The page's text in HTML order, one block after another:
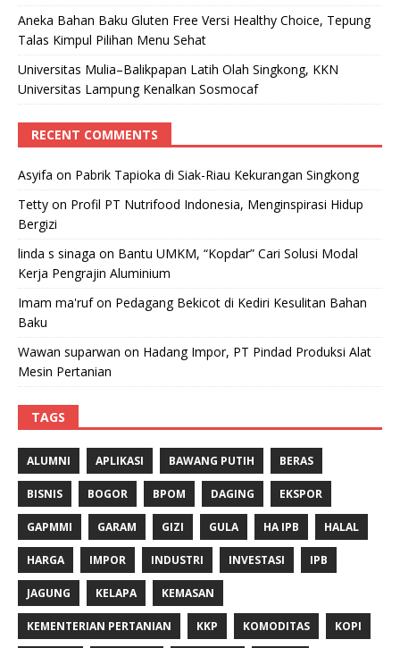
Aneka Bahan Baku Gluten Free Versi Healthy Choice, Tepung
Talas Kimpul Pilihan Menu Sehat
Universitas Mulia–Balikpapan Latih Olah Singkong, KKN
Universitas Lampung Kenalkan Sosmocaf
RECENT COMMENTS
Asyifa on Pabrik Tapioka di Siak-Riau Kekurangan Singkong
Tetty on Profil PT Nutrifood Indonesia, Menginspirasi Hidup
Bergizi
linda s sinaga on Bantu UMKM, “Kopdar” Cari Solusi Modal
Kerja Pengrajin Aluminium
Imam ma'rufon Pedagang Bekicot di Kediri Kesulitan Bahan
Baku
Wawan suparwan on Hadang Impor, PT Pindad Produksi Alat
Mesin Pertanian
TAGS
ALUMNI APLIKASI BAWANG PUTIH BERAS
BISNIS BOGOR BPOM DAGING EKSPOR
GAPMMI GARAM GIZI GULA HA IPB HALAL
HARGA IMPOR INDUSTRI INVESTASI IPB
JAGUNG KELAPA KEMASAN
KEMENTERIAN PERTANIAN KKP KOMODITAS KOPI